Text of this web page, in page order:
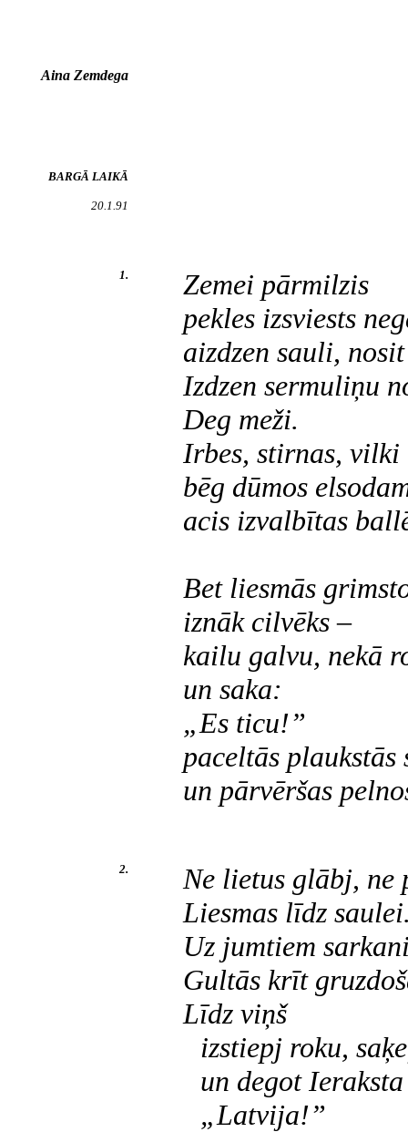
Aina Zemdega
BARGĀ LAIKĀ
20.1.91
1.
Zemei pārmilzis
pekles izsviests
aizdzen sauli,
Izdzen sermuliņu
Deg meži.
Irbes, stirnas, vilki
bēg dūmos
acis izvalbītas
Bet liesmās
iznāk cilvēks –
kailu galvu, nekā
un saka:
„Es ticu!”
paceltās plaukstās
un pārvēršas
2.
Ne lietus glābj, ne
Liesmas līdz
Uz jumtiem
Gultās krīt
Līdz viņš
izstiepj roku,
un degot
„Latvija!”